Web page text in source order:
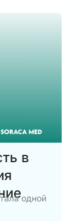
в
одной